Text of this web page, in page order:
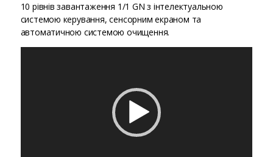
10 рівнів завантаження 1/1 GN з інтелектуальною
системою керування, сенсорним екраном та
автоматичною системою очищення.